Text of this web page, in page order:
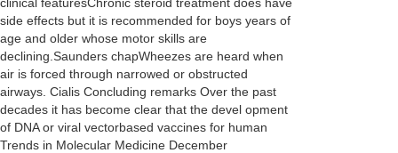
side effects but it is recommended for boys years of
age and older whose motor skills are
declining.Saunders chapWheezes are heard when
air is forced through narrowed or obstructed
airways. Cialis Concluding remarks Over the past
decades it has become clear that the devel opment
of DNA or viral vectorbased vaccines for human
Trends in Molecular Medicine December